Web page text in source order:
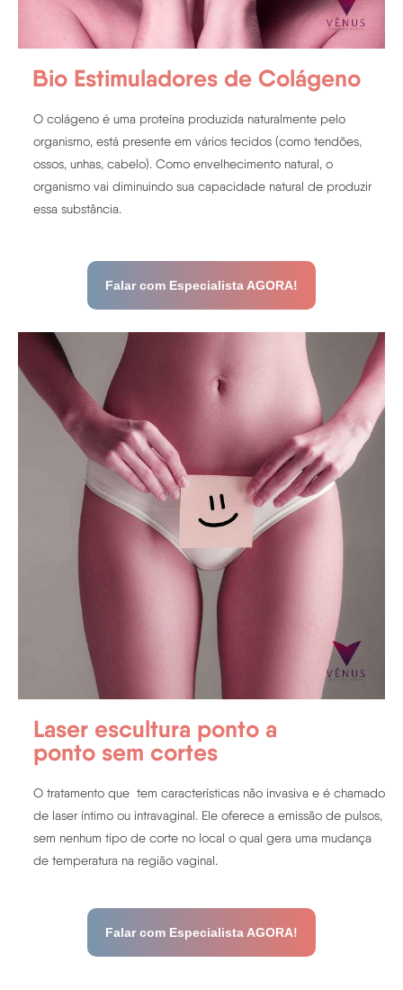
Bio Estimuladores de Colágeno
O colágeno é uma proteína produzida naturalmente pelo
organismo, está presente em vários tecidos (como tendões,
ossos, unhas, cabelo). Como envelhecimento natural, o
organismo vai diminuindo sua capacidade natural de produzir
essa substância.
Falar com Especialista AGORA!
Laser escultura ponto a
ponto sem cortes
O tratamento que tem características não invasiva e é chamado
de laser íntimo ou intravaginal. Ele oferece a emissão de pulsos,
sem nenhum tipo de corte no local o qual gera uma mudança
de temperatura na região vaginal.
Falar com Especialista AGORA!